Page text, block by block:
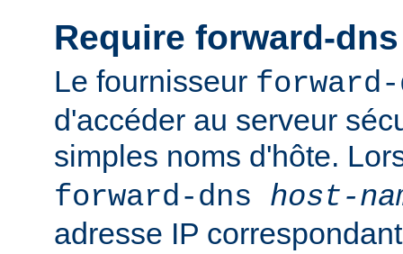
Require forward-dns
Le fournisseur forward-
d'accéder au serveur
simples noms d'hôte.
forward-dns host-
adresse IP